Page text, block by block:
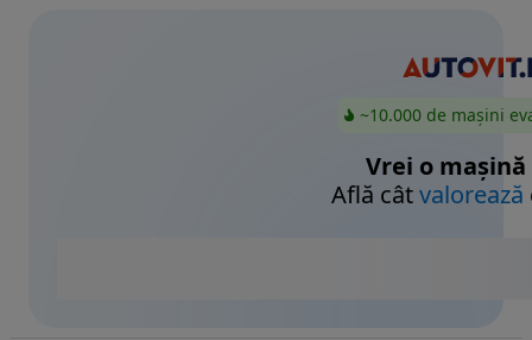
~10.000 de mașini
Vrei o mașină
Află câtvalorează